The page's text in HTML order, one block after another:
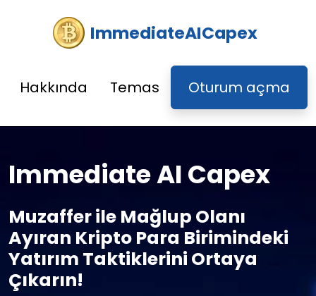
ImmediateAICapex
Hakkında Temas Oturum açma
Immediate AI Capex
Muzaffer ile Mağlup Olanı
Ayıran Kripto Para Birimindeki
Yatırım Taktiklerini Ortaya
Çıkarın!